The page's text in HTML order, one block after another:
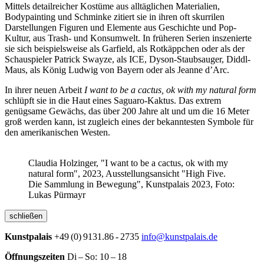
Mittels detailreicher Kostüme aus alltäglichen Materialien,
Bodypainting und Schminke zitiert sie in ihren oft skurrilen
Darstellungen Figuren und Elemente aus Geschichte und Pop-
Kultur, aus Trash- und Konsumwelt. In früheren Serien inszenierte
sie sich beispielsweise als Garfield, als Rotkäppchen oder als der
Schauspieler Patrick Swayze, als ICE, Dyson-Staubsauger, Diddl-
Maus, als König Ludwig von Bayern oder als Jeanne d’Arc.
In ihrer neuen Arbeit I want to be a cactus, ok with my natural form
schlüpft sie in die Haut eines Saguaro-Kaktus. Das extrem
genügsame Gewächs, das über 200 Jahre alt und um die 16 Meter
groß werden kann, ist zugleich eines der bekanntesten Symbole für
den amerikanischen Westen.
Claudia Holzinger, "I want to be a cactus, ok with my
natural form", 2023, Ausstellungsansicht "High Five.
Die Sammlung in Bewegung", Kunstpalais 2023, Foto:
Lukas Pürmayr
schließen
Kunstpalais +49 (0) 9131.86 - 2735 info@kunstpalais.de
Öffnungszeiten Di – So: 10 – 18